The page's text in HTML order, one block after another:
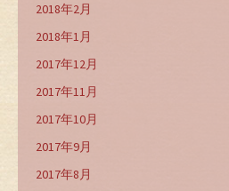
2018年2月
2018年1月
2017年12月
2017年11月
2017年10月
2017年9月
2017年8月